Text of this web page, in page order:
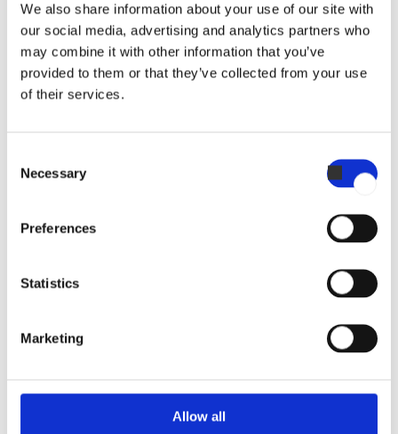
We also share information about your use of our site with
our social media, advertising and analytics partners who
may combine it with other information that you’ve
provided to them or that they’ve collected from your use
of their services.
Selection
Necessary
Preferences
Statistics
Marketing
Allow all
Spraypumpe
Slangesæt til vandfilter